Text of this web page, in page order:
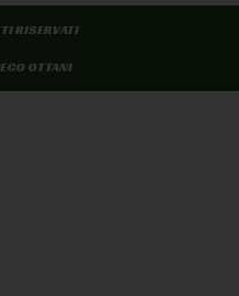
RISERVATI
OTTANI